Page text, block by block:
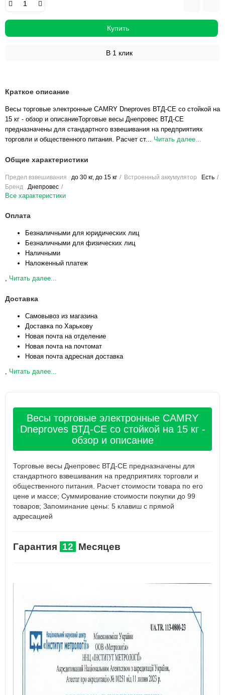
Купить
В 1 клик
Краткое описание
Весы торговые электронные CAMRY Dneproves ВТД-СЕ со стойкой на
15 кг - обзор и описаниеТорговые весы Днепровес ВТД-CЕ
предназначены для стандартного взвешивания на предприятиях
торговли и общественного питания. Расчет ст... Читать далее...
Общие характеристики
Предел взвешивания до 30 кг, до 15 кг Встроенный аккумулятор
Есть
Бренд
Днепровес
Все характеристики
Оплата
Безналичными для юридических лиц
Безналичными для физических лиц
Наличными
Наложенный платеж
, Читать далее...
Доставка
Самовывоз из магазина
Доставка по Харькову
Новая почта на отделение
Новая почта на почтомат
Новая почта адресная доставка
, Читать далее...
Весы торговые электронные CAMRY
Dneproves ВТД-СЕ со стойкой на 15 кг -
обзор и описание
Торговые весы Днепровес ВТД-CЕ предназначены для
стандартного взвешивания на предприятиях торговли и
общественного питания. Расчет стоимости товара по его
цене и массе; Суммирование стоимости покупки до 99
товаров; Запоминание цены: 5 клавиш с прямой
адресацией
Гарантия 12 Месяцев